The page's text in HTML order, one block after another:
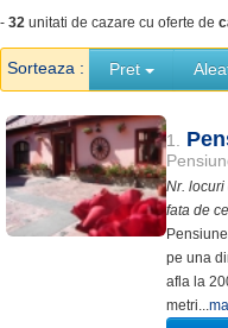
- 32 unitati de cazare cu oferte de
Sorteaza : Pret
1.
Nr. locuri
fata de
pe una
afla la
metri...